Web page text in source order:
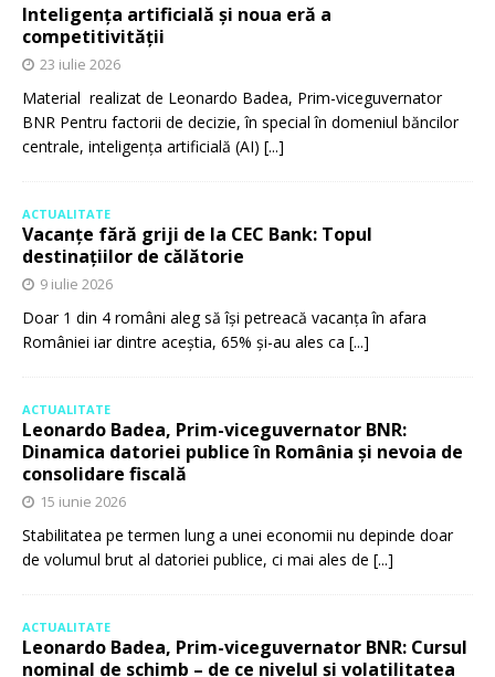
Inteligența artificială și noua eră a
competitivității
23 iulie 2026
Material realizat de Leonardo Badea, Prim-viceguvernator
BNR Pentru factorii de decizie, în special în domeniul băncilor
centrale, inteligența artificială (AI) [...]
ACTUALITATE
Vacanțe fără griji de la CEC Bank: Topul
destinațiilor de călătorie
9 iulie 2026
Doar 1 din 4 români aleg să își petreacă vacanța în afara
României iar dintre aceștia, 65% și-au ales ca [...]
ACTUALITATE
Leonardo Badea, Prim-viceguvernator BNR:
Dinamica datoriei publice în România și nevoia de
consolidare fiscală
15 iunie 2026
Stabilitatea pe termen lung a unei economii nu depinde doar
de volumul brut al datoriei publice, ci mai ales de [...]
ACTUALITATE
Leonardo Badea, Prim-viceguvernator BNR: Cursul
nominal de schimb – de ce nivelul și volatilitatea